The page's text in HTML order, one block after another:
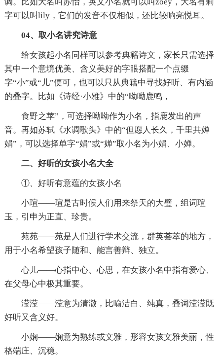
字可以叫lily，它们的发音不仅相似，还比较响亮悦耳。
04、取小名讲究诗意
给女孩起小名同样可以参考典籍诗文，家长只需选择
其中一个意境优美、含义美好的字眼搭配一个点缀
字“小”或“儿”便可，也可以只从典籍中寻找好听、有内涵
的叠字。比如《诗经·小雅》中的“呦呦鹿鸣，
食野之苹”，可选择呦呦作为小名，指鹿发出的声
音。再如苏轼《水调歌头》中的“但愿人长久，千里共婵
娟”，可以选择单字“娟”或“婵”取小名为小娟、小婵。
二、好听的女孩小名大全
①、好听有意蕴的女孩小名
小瑄——瑄是古时候人们用来祭天的大璧，组词瑄
玉，引申为正直、珍贵。
苑苑——苑是人们进行学术交流，群英荟萃的地方，
用于小名希望孩子随和、能言善辩、独立。
心儿——心指中心、心思，在女孩小名中指有爱心、
在父母心中极其重要。
滢滢——滢意为清澈，比喻洁白、纯真，叠词滢滢既
好听又含义好。
小娴——娴意为熟练或文雅，形容女孩文雅美丽，性
格端庄、沉稳。